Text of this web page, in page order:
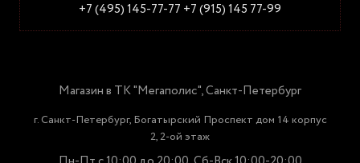
+7 (495) 145-77-77 +7 (915) 145 77-99
Магазин в ТК "Мегаполис", Санкт-Петербург
г. Санкт-Петербург, Богатырский Проспект дом 14 корпус
2, 2-ой этаж